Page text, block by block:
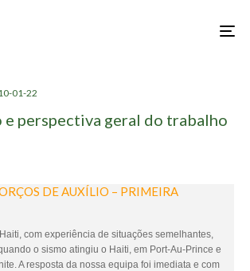
01-22
perspectiva geral do trabalho
DE AUXÍLIO – PRIMEIRA
com experiência de situações semelhantes,
o sismo atingiu o Haiti, em Port-Au-Prince e
A resposta da nossa equipa foi imediata e com